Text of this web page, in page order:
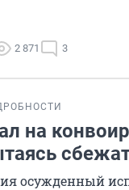
2 871 3
на
осужденный